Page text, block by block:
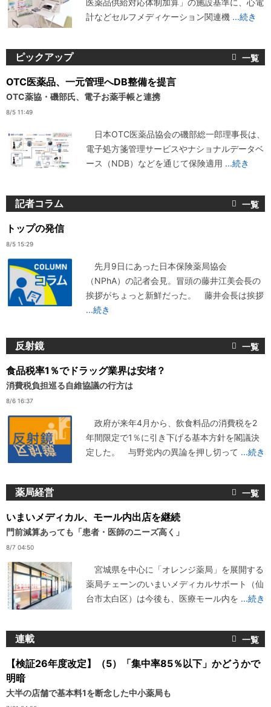
医薬品供給対応体制加算」の施設基準に、心電
計などセルフメディケーション関連機 ...続き
ピックアップ
OTC医薬品、一元管理へDB整備を提言
OTC薬協・磯部氏、電子お薬手帳と連携
8/5 11:49
日本OTC医薬品協会の磯部総一郎理事長は、
電子処方箋管理サービスやナショナルデータベ
ース（NDB）などを通じて保険適用 ...続き
記者コラム
トップの発信
8/5 15:29
先月9日にあった日本保険薬局協会
（NPhA）の記者会見。冒頭の藤井江美会長の
挨拶がちょっと新鮮だった。 藤井会長は挨拶
...続き
反射鏡
食品税率1％でドラッグ業界は安堵？
消費税負担巡る自維協議の行方は
8/6 16:37
政府が来年4月から、飲食料品の消費税を2
年間限定で1％に引き下げる基本方針を閣議決
定した。 与野党内の異論を押し切って ...続き
薬局経営
いまいメディカル、モール内出店を継続
門前減算あっても「患者・医師のニーズ高く」
8/7 04:50
宮城県を中心に「オレンジ薬局」を展開する
薬局チェーンのいまいメディカルサポート（仙
台市太白区）は今後も、医療モール内を ...続き
連載
【検証26年度改定】（5）「集中率85％以下」かどうかで
明暗
大半の店舗で基本料1を断念した中小薬局も